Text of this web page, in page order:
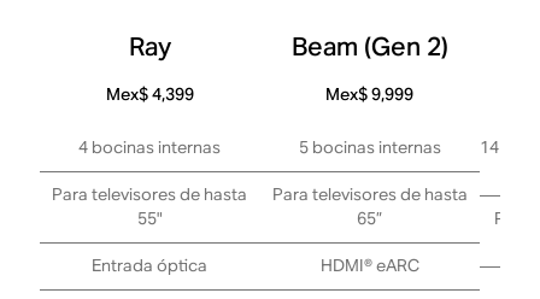
Ray
Mex$ 4,399
4 bocinas internas
Para televisores de hasta
55"
Entrada óptica
Beam (Gen 2)
Mex$ 9,999
5 bocinas internas
Para televisores de hasta
65”
HDMI® eARC
14
Para